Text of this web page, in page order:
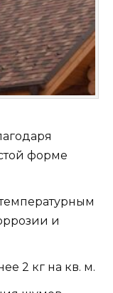
форме
и
2 кг на кв. м.